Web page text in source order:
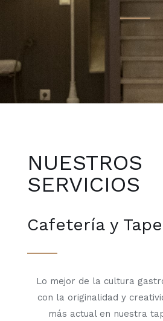
NUESTROS
SERVICIOS
Cafetería y
Lo mejor de la cultura
con la originalidad y
más actual en nuestra